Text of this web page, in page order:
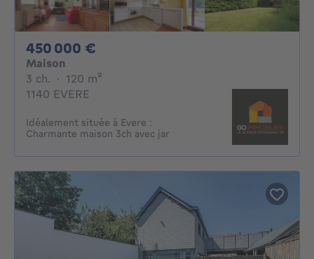
450 000 €
Maison
3 ch. 3 chambres
· 120 m²
1140 EVERE
Idéalement située à Evere :
Charmante maison 3ch avec jar